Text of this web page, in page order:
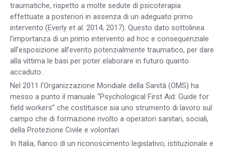
traumatiche, rispetto a molte sedute di psicoterapia
effettuate a posteriori in assenza di un adeguato primo
intervento (Everly et al. 2014; 2017). Questo dato sottolinea
l’importanza di un primo intervento ad hoc e consequenziale
all’esposizione all’evento potenzialmente traumatico, per dare
alla vittima le basi per poter elaborare in futuro quanto
accaduto.
Nel 2011 l’Organizzazione Mondiale della Sanità (OMS) ha
messo a punto il manuale “Psychological First Aid: Guide for
field workers” che costituisce sia uno strumento di lavoro sul
campo che di formazione rivolto a operatori sanitari, sociali,
della Protezione Civile e volontari.
In Italia, fianco di un riconoscimento legislativo, istituzionale e